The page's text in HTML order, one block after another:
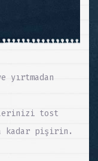
yırtmadan
tost
kadar pişirin.